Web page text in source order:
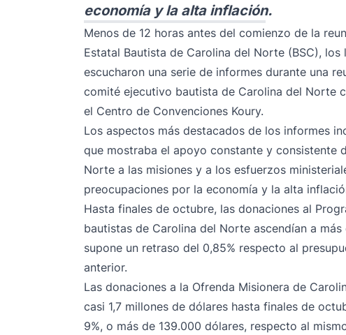
economía y la alta inflación.
Menos de 12 horas antes del comienzo de la
Estatal Bautista de Carolina del Norte (BSC),
escucharon una serie de informes durante una
comité ejecutivo bautista de Carolina del Norte
el Centro de Convenciones Koury.
Los aspectos más destacados de los informes
que mostraba el apoyo constante y consistente
Norte a las misiones y a los esfuerzos
preocupaciones por la economía y la alta
Hasta finales de octubre, las donaciones al
bautistas de Carolina del Norte ascendían a
supone un retraso del 0,85% respecto al
anterior.
Las donaciones a la Ofrenda Misionera de
casi 1,7 millones de dólares hasta finales de
9%, o más de 139.000 dólares, respecto al